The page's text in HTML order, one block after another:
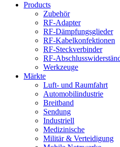
Products
Zubehör
RF-Adapter
RF-Dämpfungsglieder
RF-Kabelkonfektionen
RF-Steckverbinder
RF-
Werkzeuge
Märkte
Luft- und Raumfahrt
Automobilindustrie
Breitband
Sendung
Industriell
Medizinische
Militär & Verteidigung